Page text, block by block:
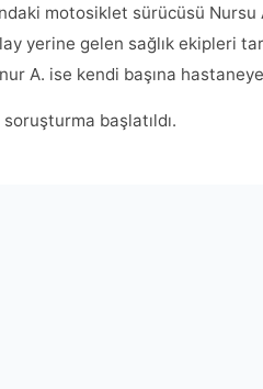
motosiklet sürücüsü Nursu
yerine gelen sağlık ekipleri
A. ise kendi başına
başlatıldı.